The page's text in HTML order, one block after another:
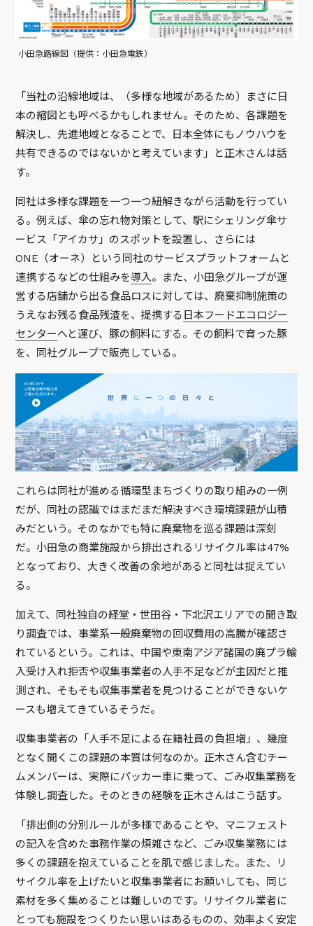
小田急路線図（提供：小田急電鉄）
「当社の沿線地域は、（多様な地域があるため）まさに日
本の縮図とも呼べるかもしれません。そのため、各課題を
解決し、先進地域となることで、日本全体にもノウハウを
共有できるのではないかと考えています」と正木さんは話
す。
同社は多様な課題を一つ一つ紐解きながら活動を行ってい
る。例えば、傘の忘れ物対策として、駅にシェリング傘サ
ービス「アイカサ」のスポットを設置し、さらには
ONE（オーネ）という同社のサービスプラットフォームと
連携するなどの仕組みを導入。また、小田急グループが運
営する店舗から出る食品ロスに対しては、廃棄抑制施策の
うえなお残る食品残渣を、提携する 日本フードエコロジー
センターへと運び、豚の飼料にする。その飼料で育った豚
を、同社グループで販売している。
これらは同社が進める循環型まちづくりの取り組みの一例
だが、同社の認識ではまだまだ解決すべき環境課題が山積
みだという。そのなかでも特に廃棄物を巡る課題は深刻
だ。小田急の商業施設から排出されるリサイクル率は47%
となっており、大きく改善の余地があると同社は捉えてい
る。
加えて、同社独自の経堂・世田谷・下北沢エリアでの聞き取
り調査では、事業系一般廃棄物の回収費用の高騰が確認さ
れているという。これは、中国や東南アジア諸国の廃プラ輸
入受け入れ拒否や収集事業者の人手不足などが主因だと推
測され、そもそも収集事業者を見つけることができないケ
ースも増えてきているそうだ。
収集事業者の「人手不足による在籍社員の負担増」、幾度
となく聞くこの課題の本質は何なのか。正木さん含むチー
ムメンバーは、実際にパッカー車に乗って、ごみ収集業務を
体験し調査した。そのときの経験を正木さんはこう話す。
「排出側の分別ルールが多様であることや、マニフェスト
の記入を含めた事務作業の煩雑さなど、ごみ収集業務には
多くの課題を抱えていることを肌で感じました。また、リ
サイクル率を上げたいと収集事業者にお願いしても、同じ
素材を多く集めることは難しいのです。リサイクル業者に
とっても施設をつくりたい思いはあるものの、効率よく安定